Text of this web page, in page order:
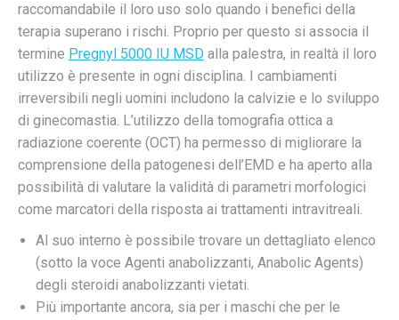
raccomandabile il loro uso solo quando i benefici della
terapia superano i rischi. Proprio per questo si associa il
termine Pregnyl 5000 IU MSD alla palestra, in realtà il loro
utilizzo è presente in ogni disciplina. I cambiamenti
irreversibili negli uomini includono la calvizie e lo sviluppo
di ginecomastia. L’utilizzo della tomografia ottica a
radiazione coerente (OCT) ha permesso di migliorare la
comprensione della patogenesi dell’EMD e ha aperto alla
possibilità di valutare la validità di parametri morfologici
come marcatori della risposta ai trattamenti intravitreali.
Al suo interno è possibile trovare un dettagliato elenco
(sotto la voce Agenti anabolizzanti, Anabolic Agents)
degli steroidi anabolizzanti vietati.
Più importante ancora, sia per i maschi che per le